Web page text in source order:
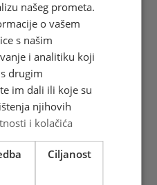
hiberna,
...
našeg prometa.
o vašem
s našim
i analitiku koji
drugim
im dali ili koje su
njihovih
i kolačića
Ciljanost